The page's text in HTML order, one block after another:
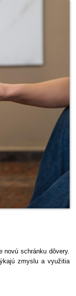
schránku dôvery.
zmyslu a využitia